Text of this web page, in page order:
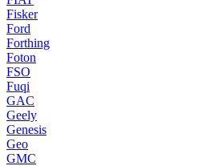
Fisker
Ford
Forthing
Foton
FSO
Fuqi
GAC
Geely
Genesis
Geo
GMC